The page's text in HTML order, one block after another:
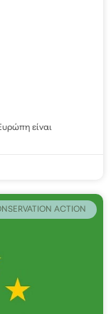
είναι
ACTION